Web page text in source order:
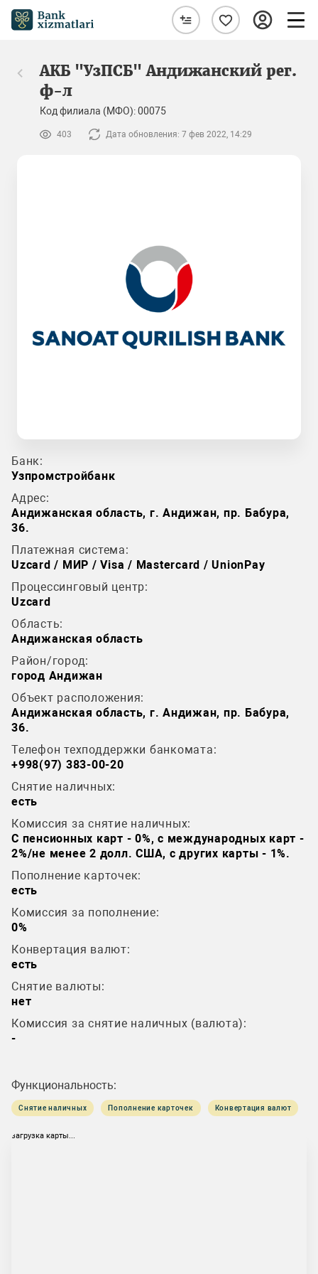
АКБ "УзПСБ" Андижанский рег.
ф-л
Код филиала (МФО): 00075
403 Дата обновления: 7 фев 2022, 14:29
Банк:
Узпромстройбанк
Адрес:
Андижанская область, г. Андижан, пр. Бабура,
36.
Платежная система:
Uzcard / МИР / Visa / Mastercard / UnionPay
Процессинговый центр:
Uzcard
Область:
Андижанская область
Район/город:
город Андижан
Объект расположения:
Андижанская область, г. Андижан, пр. Бабура,
36.
Телефон техподдержки банкомата:
+998(97) 383-00-20
Снятие наличных:
есть
Комиссия за снятие наличных:
C пенсионных карт - 0%, c международных карт -
2%/не менее 2 долл. США, c других карты - 1%.
Пополнение карточек:
есть
Комиссия за пополнение:
0%
Конвертация валют:
есть
Снятие валюты:
нет
Комиссия за снятие наличных (валюта):
-
Функциональность:
Снятие наличных Пополнение карточек Конвертация валют
загрузка карты...